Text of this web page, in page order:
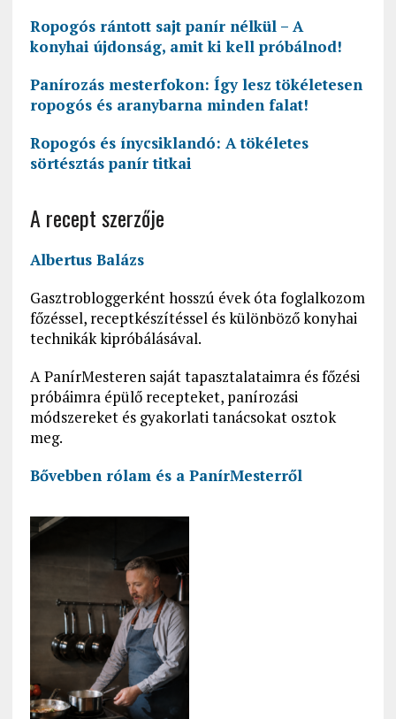
Ropogós rántott sajt panír nélkül – A
konyhai újdonság, amit ki kell próbálnod!
Panírozás mesterfokon: Így lesz tökéletesen
ropogós és aranybarna minden falat!
Ropogós és ínycsiklandó: A tökéletes
sörtésztás panír titkai
A recept szerzője
Albertus Balázs
Gasztrobloggerként hosszú évek óta foglalkozom
főzéssel, receptkészítéssel és különböző konyhai
technikák kipróbálásával.
A PanírMesteren saját tapasztalataimra és főzési
próbáimra épülő recepteket, panírozási
módszereket és gyakorlati tanácsokat osztok
meg.
Bővebben rólam és a PanírMesterről